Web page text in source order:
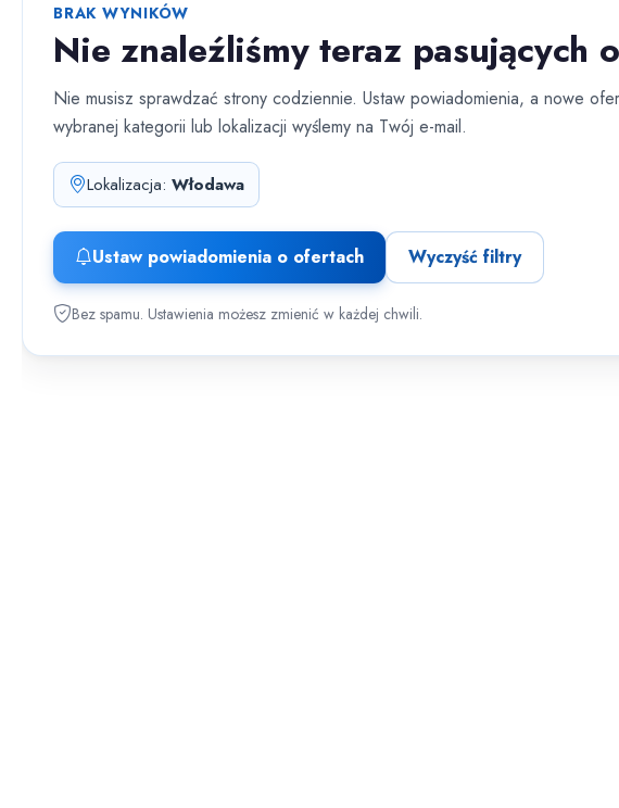
BRAK WYNIKÓW
Nie znaleźliśmy teraz pasujących
Nie musisz sprawdzać strony codziennie. Ustaw powiadomienia, a nowe
wybranej kategorii lub lokalizacji wyślemy na Twój e-mail.
Lokalizacja: Włodawa
Ustaw powiadomienia o ofertach Wyczyść filtry
Bez spamu. Ustawienia możesz zmienić w każdej chwili.